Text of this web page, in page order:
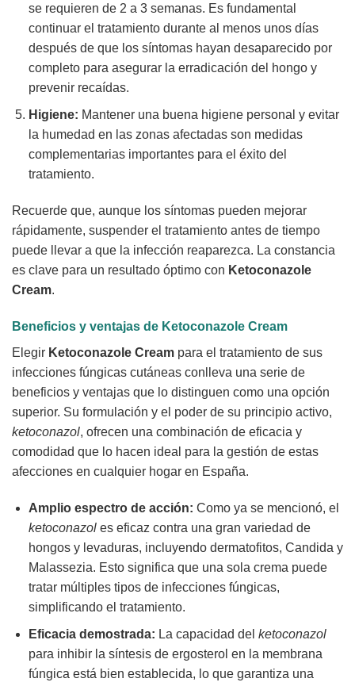
se requieren de 2 a 3 semanas. Es fundamental
continuar el tratamiento durante al menos unos días
después de que los síntomas hayan desaparecido por
completo para asegurar la erradicación del hongo y
prevenir recaídas.
Higiene: Mantener una buena higiene personal y evitar
la humedad en las zonas afectadas son medidas
complementarias importantes para el éxito del
tratamiento.
Recuerde que, aunque los síntomas pueden mejorar
rápidamente, suspender el tratamiento antes de tiempo
puede llevar a que la infección reaparezca. La constancia
es clave para un resultado óptimo con Ketoconazole
Cream.
Beneficios y ventajas de Ketoconazole Cream
Elegir Ketoconazole Cream para el tratamiento de sus
infecciones fúngicas cutáneas conlleva una serie de
beneficios y ventajas que lo distinguen como una opción
superior. Su formulación y el poder de su principio activo,
ketoconazol, ofrecen una combinación de eficacia y
comodidad que lo hacen ideal para la gestión de estas
afecciones en cualquier hogar en España.
Amplio espectro de acción: Como ya se mencionó, el
ketoconazoles eficaz contra una gran variedad de
hongos y levaduras, incluyendo dermatofitos, Candida y
Malassezia. Esto significa que una sola crema puede
tratar múltiples tipos de infecciones fúngicas,
simplificando el tratamiento.
Eficacia demostrada: La capacidad del ketoconazol
para inhibir la síntesis de ergosterol en la membrana
fúngica está bien establecida, lo que garantiza una